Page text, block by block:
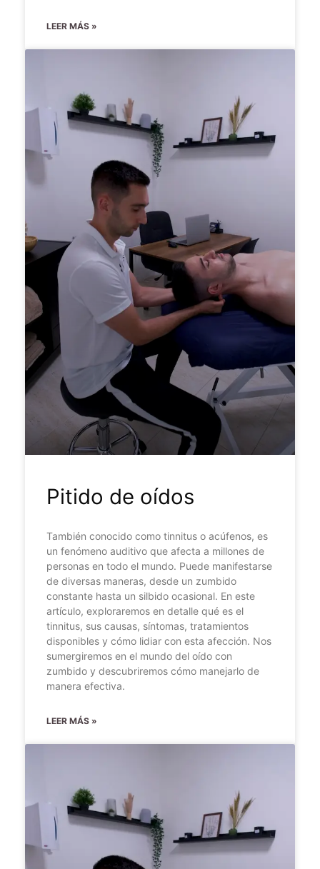
LEER MÁS »
Pitido de oídos
También conocido como tinnitus o acúfenos, es
un fenómeno auditivo que afecta a millones de
personas en todo el mundo. Puede manifestarse
de diversas maneras, desde un zumbido
constante hasta un silbido ocasional. En este
artículo, exploraremos en detalle qué es el
tinnitus, sus causas, síntomas, tratamientos
disponibles y cómo lidiar con esta afección. Nos
sumergiremos en el mundo del oído con
zumbido y descubriremos cómo manejarlo de
manera efectiva.
LEER MÁS »